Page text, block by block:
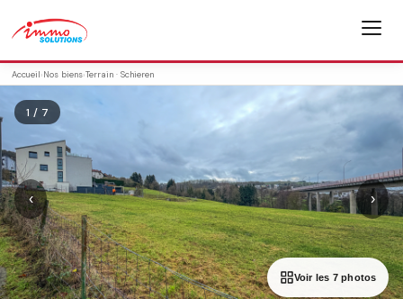
Accueil›Nos biens›Terrain · Schieren
‹ ›
1 / 7
Voir les 7 photos